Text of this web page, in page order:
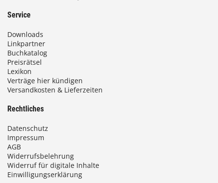
Service
Downloads
Linkpartner
Buchkatalog
Preisrätsel
Lexikon
Verträge hier kündigen
Versandkosten & Lieferzeiten
Rechtliches
Datenschutz
Impressum
AGB
Widerrufsbelehrung
Widerruf für digitale Inhalte
Einwilligungserklärung